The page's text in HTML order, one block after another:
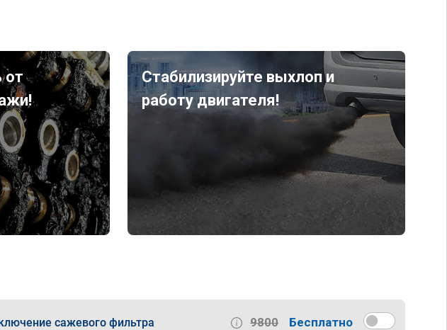
от
Стабилизируйте выхлоп и
работу двигателя!
сажевого фильтра 9800 Бесплатно